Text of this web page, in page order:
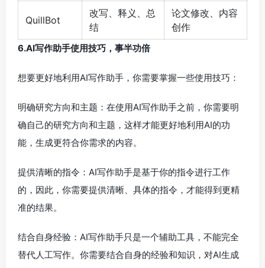
QuillBot
改写、释义、总
结
论文修改、内容
创作
6.AI写作助手使用技巧，事半功倍
想要更好地利用AI写作助手，你需要掌握一些使用技巧：
明确研究方向和主题：在使用AI写作助手之前，你需要明
确自己的研究方向和主题，这样才能更好地利用AI的功
能，生成更符合你需求的内容。
提供清晰的指令：AI写作助手是基于你的指令进行工作
的，因此，你需要提供清晰、具体的指令，才能得到更精
准的结果。
结合自身经验：AI写作助手只是一个辅助工具，不能完全
替代人工写作。你需要结合自身的经验和知识，对AI生成